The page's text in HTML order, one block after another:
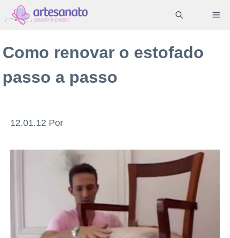
Pular
para
conteúdo
Como renovar o estofado
passo a passo
12.01.12 Por